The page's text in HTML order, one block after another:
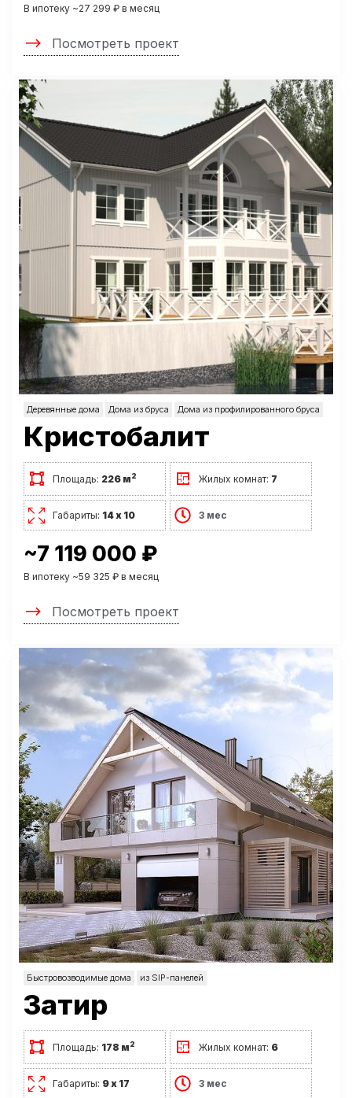
В ипотеку ~27 299 ₽ в месяц
Посмотреть проект
Деревянные дома Дома из бруса Дома из профилированного бруса
Кристобалит
Площадь: 226 м2 Жилых комнат: 7
Габариты: 14 х 10 3 мес
~7 119 000 ₽
В ипотеку ~59 325 ₽ в месяц
Посмотреть проект
Быстровозводимые дома из SIP-панелей
Затир
Площадь: 178 м2 Жилых комнат: 6
Габариты: 9 х 17 3 мес